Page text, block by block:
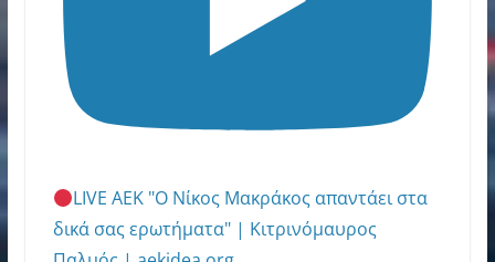
LIVE ΑΕΚ "Ο Νίκος Μακράκος απαντάει στα
δικά σας ερωτήματα" | Κιτρινόμαυρος